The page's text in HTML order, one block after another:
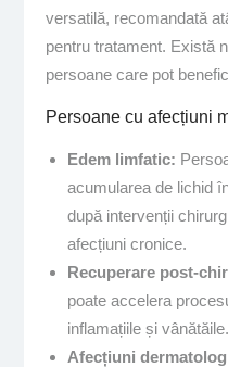
versatilă, recomandată
pentru tratament. Există
persoane care pot
Persoane cu afecțiuni
Edem limfatic:
acumularea de lichid
după intervenții
afecțiuni cronice.
Recuperare post-
poate accelera
inflamațiile și vânătăile.
Afecțiuni